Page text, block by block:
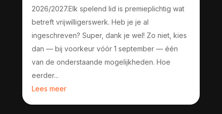
2026/2027.Elk spelend lid is premieplichtig wat
betreft vrijwilligerswerk. Heb je je al
ingeschreven? Super, dank je wel! Zo niet, kies
dan — bij voorkeur vóór 1 september — één
van de onderstaande mogelijkheden. Hoe
eerder...
Lees meer